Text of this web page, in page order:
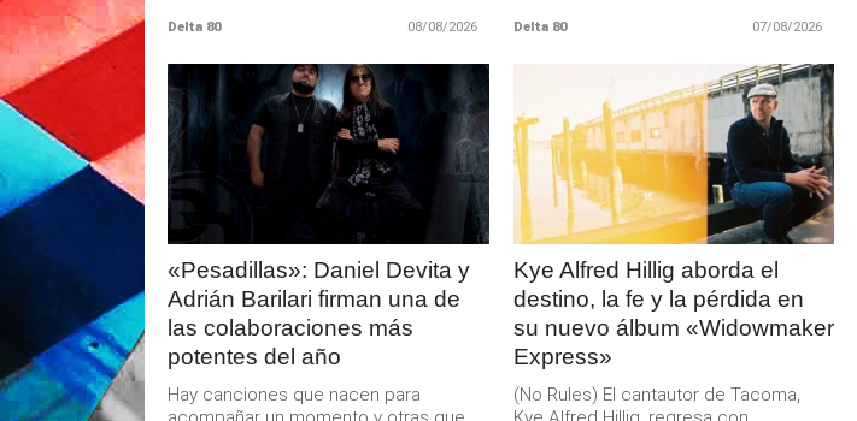
Delta 80 08/08/2026 Delta 80 07/08/2026
LEER
MAS
«Pesadillas»: Daniel Devita y
Adrián Barilari firman una de
las colaboraciones más
potentes del año
Hay canciones que nacen para
LEER
MAS
Kye Alfred Hillig aborda el
destino, la fe y la pérdida en
su nuevo álbum «Widowmaker
Express»
(No Rules) El cantautor de Tacoma,